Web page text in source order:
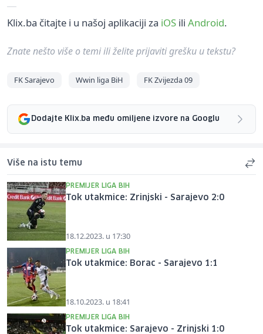
Klix.ba čitajte i u našoj aplikaciji za iOS ili Android.
Znate nešto više o temi ili želite prijaviti grešku u tekstu?
FK Sarajevo Wwin liga BiH FK Zvijezda 09
Dodajte Klix.ba među omiljene izvore na Googlu
Više na istu temu
PREMIJER LIGA BIH
Tok utakmice: Zrinjski - Sarajevo 2:0
18.12.2023. u 17:30
PREMIJER LIGA BIH
Tok utakmice: Borac - Sarajevo 1:1
18.10.2023. u 18:41
PREMIJER LIGA BIH
Tok utakmice: Sarajevo - Zrinjski 1:0